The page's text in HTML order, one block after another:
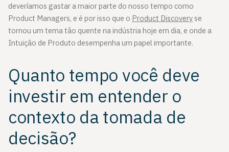
deveríamos gastar a maior parte do nosso tempo como
Product Managers, e é por isso que o Product Discoveryse
tornou um tema tão quente na indústria hoje em dia, e onde a
Intuição de Produto desempenha um papel importante.
Quanto tempo você deve
investir em entender o
contexto da tomada de
decisão?